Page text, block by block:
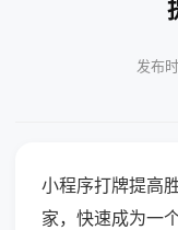
发布
小程序打牌提高
家，快速成为一